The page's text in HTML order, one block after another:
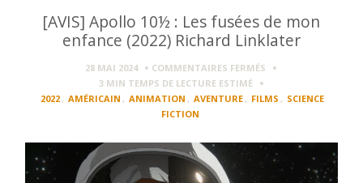
[AVIS] Apollo 10½ : Les fusées de mon
enfance (2022) Richard Linklater
28 MAI 2024 COMMENTAIRES FERMÉS SUR
APOLLO
LES
FUSÉES
3 MIN TEMPS DE LECTURE ESTIMÉ
2022 , AMÉRICAIN , ANIMATION , AVENTURE , FILMS , SCIENCE
FICTION